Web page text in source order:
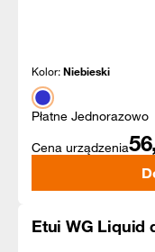
Kolor:Niebieski
Płatne Jednorazowo
Cena urządzenia
Etui WG Liquid